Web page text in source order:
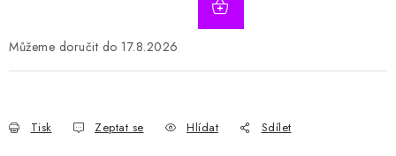
17.8.2026
Tisk Zeptat se Hlídat Sdílet